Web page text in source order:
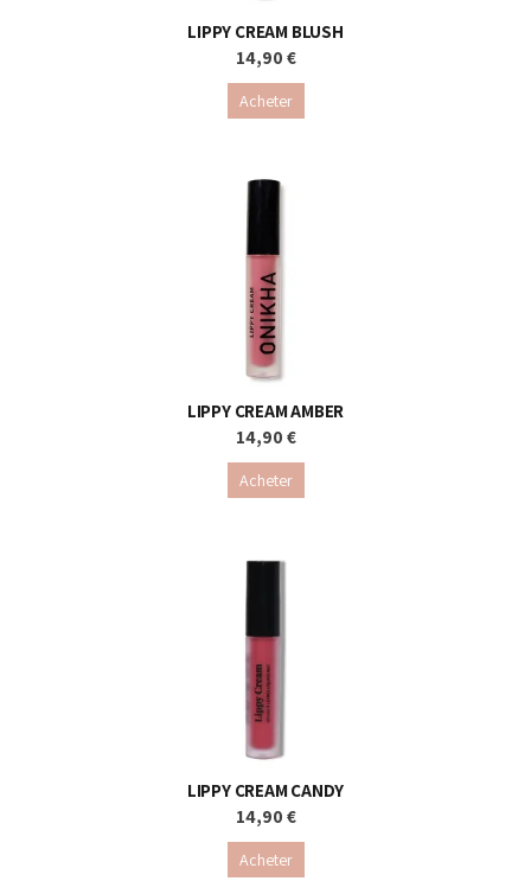
LIPPY CREAM BLUSH
14,90 €
Acheter
LIPPY CREAM AMBER
14,90 €
Acheter
LIPPY CREAM CANDY
14,90 €
Acheter